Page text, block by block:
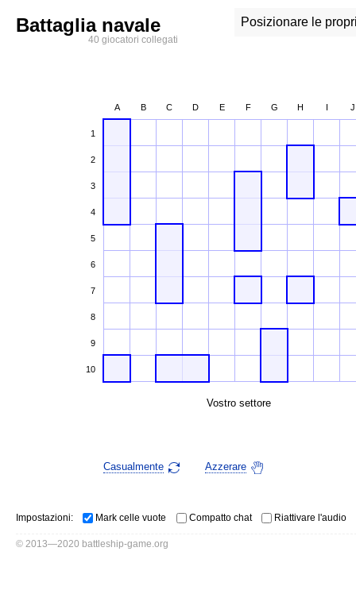
Battaglia navale
40 giocatori collegati
Posizionare le
1
A B C D E F G H I J
2
3
4
5
6
7
8
9
10
Vostro settore
Casualmente Azzerare
Impostazioni: Mark celle vuote Compatto chat Riattivare l'audio
© 2013—2020 battleship-game.org